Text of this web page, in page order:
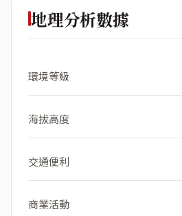
地理分析數據
環境等級
海拔高度
交通便利
商業活動